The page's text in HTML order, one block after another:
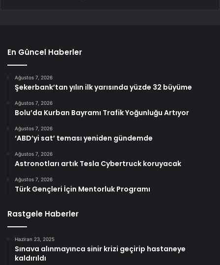
En Güncel Haberler
Ağustos 7, 2026
Şekerbank’tan yılın ilk yarısında yüzde 32 büyüme
Ağustos 7, 2026
Bolu’da Kurban Bayramı Trafik Yoğunluğu Artıyor
Ağustos 7, 2026
‘ABD’yi sat’ teması yeniden gündemde
Ağustos 7, 2026
Astronotları artık Tesla Cybertruck koruyacak
Ağustos 7, 2026
Türk Gençleri İçin Mentorluk Programı
Rastgele Haberler
Haziran 23, 2025
Sınava alınmayınca sinir krizi geçirip hastaneye
kaldırıldı